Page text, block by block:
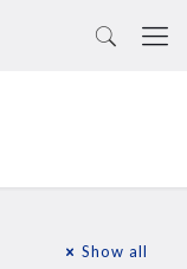
Show all